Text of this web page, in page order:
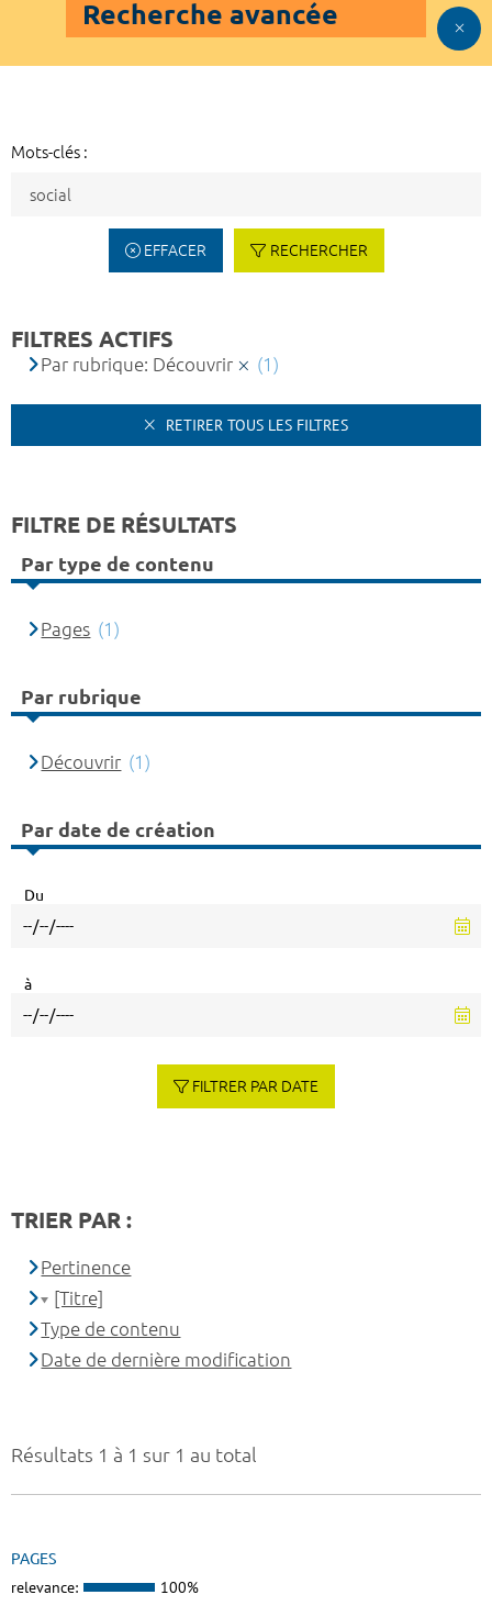
Recherche avancée
Mots-clés :
EFFACER RECHERCHER
Résultats 1 à 1 sur 1 au total
PAGES
relevance: 100%
FILTRES ACTIFS
Par rubrique: Découvrir (1)
RETIRER TOUS LES FILTRES
FILTRE DE RÉSULTATS
Par type de contenu
Pages (1)
Par rubrique
Découvrir (1)
Par date de création
Du
à
FILTRER PAR DATE
TRIER PAR :
Pertinence
[Titre]
Type de contenu
Date de dernière modification